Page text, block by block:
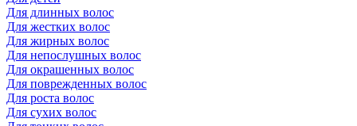
Для длинных волос
Для жестких волос
Для жирных волос
Для непослушных волос
Для окрашенных волос
Для поврежденных волос
Для роста волос
Для сухих волос